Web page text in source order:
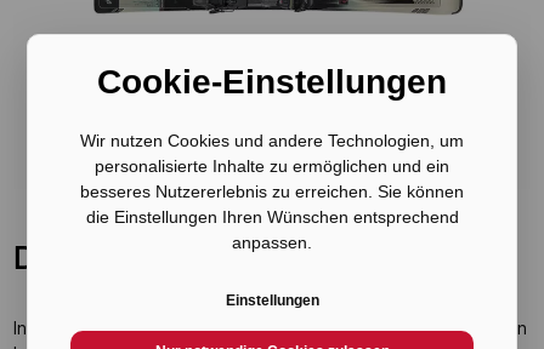
Cookie-Einstellungen
Wir nutzen Cookies und andere Technologien, um
personalisierte Inhalte zu ermöglichen und ein
besseres Nutzererlebnis zu erreichen. Sie können
die Einstellungen Ihren Wünschen entsprechend
anpassen.
Einstellungen
Das perfekte K2 Setup
In Kombination mit den Disruption- und Mindbender-Skimodellen